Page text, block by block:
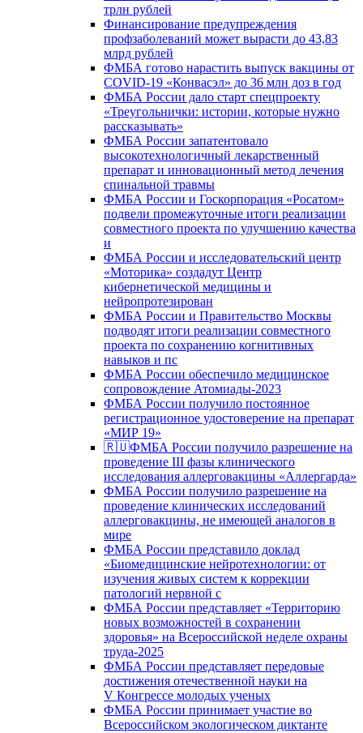
трлн рублей
Финансирование предупреждения
профзаболеваний может вырасти до 43,83
млрд рублей
ФМБА готово нарастить выпуск вакцины от
COVID-19 «Конвасэл» до 36 млн доз в год
ФМБА России дало старт спецпроекту
«Треугольнички: истории, которые нужно
рассказывать»
ФМБА России запатентовало
высокотехнологичный лекарственный
препарат и инновационный метод лечения
спинальной травмы
ФМБА России и Госкорпорация «Росатом»
подвели промежуточные итоги реализации
совместного проекта по улучшению качества
и
ФМБА России и исследовательский центр
«Моторика» создадут Центр
кибернетической медицины и
нейропротезирован
ФМБА России и Правительство Москвы
подводят итоги реализации совместного
проекта по сохранению когнитивных
навыков и пс
ФМБА России обеспечило медицинское
сопровождение Атомиады-2023
ФМБА России получило постоянное
регистрационное удостоверение на препарат
«МИР 19»
🇷🇺ФМБА России получило разрешение на
проведение III фазы клинического
исследования аллерговакцины «Аллергарда»
ФМБА России получило разрешение на
проведение клинических исследований
аллерговакцины, не имеющей аналогов в
мире
ФМБА России представило доклад
«Биомедицинские нейротехнологии: от
изучения живых систем к коррекции
патологий нервной с
ФМБА России представляет «Территорию
новых возможностей в сохранении
здоровья» на Всероссийской неделе охраны
труда-2025
ФМБА России представляет передовые
достижения отечественной науки на
V Конгрессе молодых ученых
ФМБА России принимает участие во
Всероссийском экологическом диктанте